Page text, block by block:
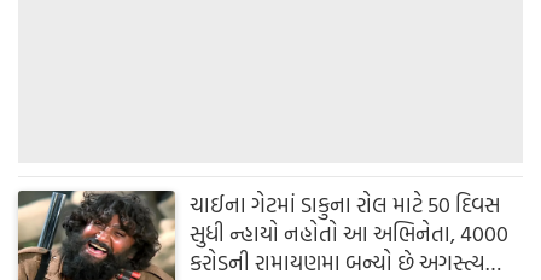
ચાઈના ગેટમાં ડાકુના રોલ માટે 50 દિવસ
સુધી ન્હાયો નહોતો આ અભિનેતા, 4000
કરોડની રામાયણમા બન્યો છે અગસ્ત્ય